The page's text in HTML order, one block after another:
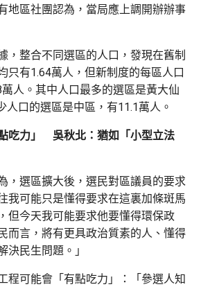
地區社團認為，當局應上調開辦辦事
，整合不同選區的人口，發現在舊制
只有1.64萬人，但新制度的每區人口
人。其中人口最多的選區是黃大仙
人口的選區是中區，有11.1萬人。
吃力」 吳秋北：猶如「小型立法
，選區擴大後，選民對區議員的要求
我可能只是懂得要求在這裏加條斑馬
但今天我可能要求他要懂得環保政
而言，將有更具政治質素的人、懂得
決民生問題。」
程可能會「有點吃力」：「參選人知